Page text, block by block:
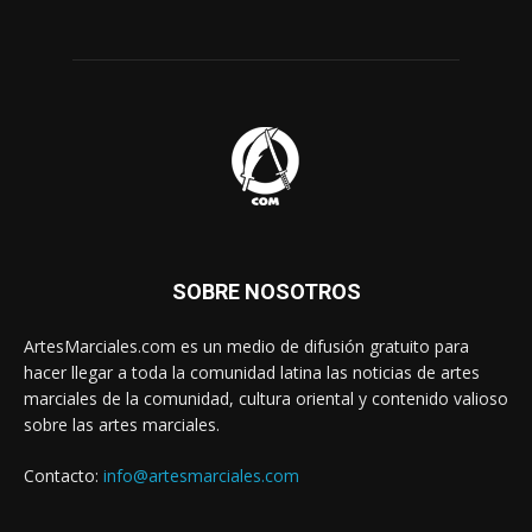
SOBRE NOSOTROS
ArtesMarciales.com es un medio de difusión gratuito para
hacer llegar a toda la comunidad latina las noticias de artes
marciales de la comunidad, cultura oriental y contenido valioso
sobre las artes marciales.
Contacto: info@artesmarciales.com